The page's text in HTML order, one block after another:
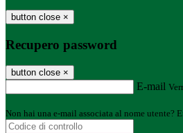
button close ×
Recupero password
button close ×
E-mail
Non hai una e-mail associata al nome utente?